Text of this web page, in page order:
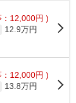
12,000円 )
12.9万円
12,000円 )
13.8万円